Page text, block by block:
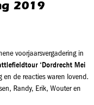
2019
voorjaarsvergadering in
‘Dordrecht Mei
en de reacties waren lovend.
Randy, Erik, Wouter en